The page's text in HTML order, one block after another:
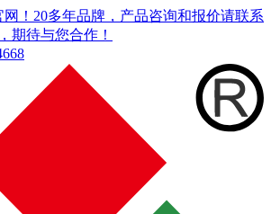
！20多年品牌，产品咨询和报价请联系
期待与您合作！